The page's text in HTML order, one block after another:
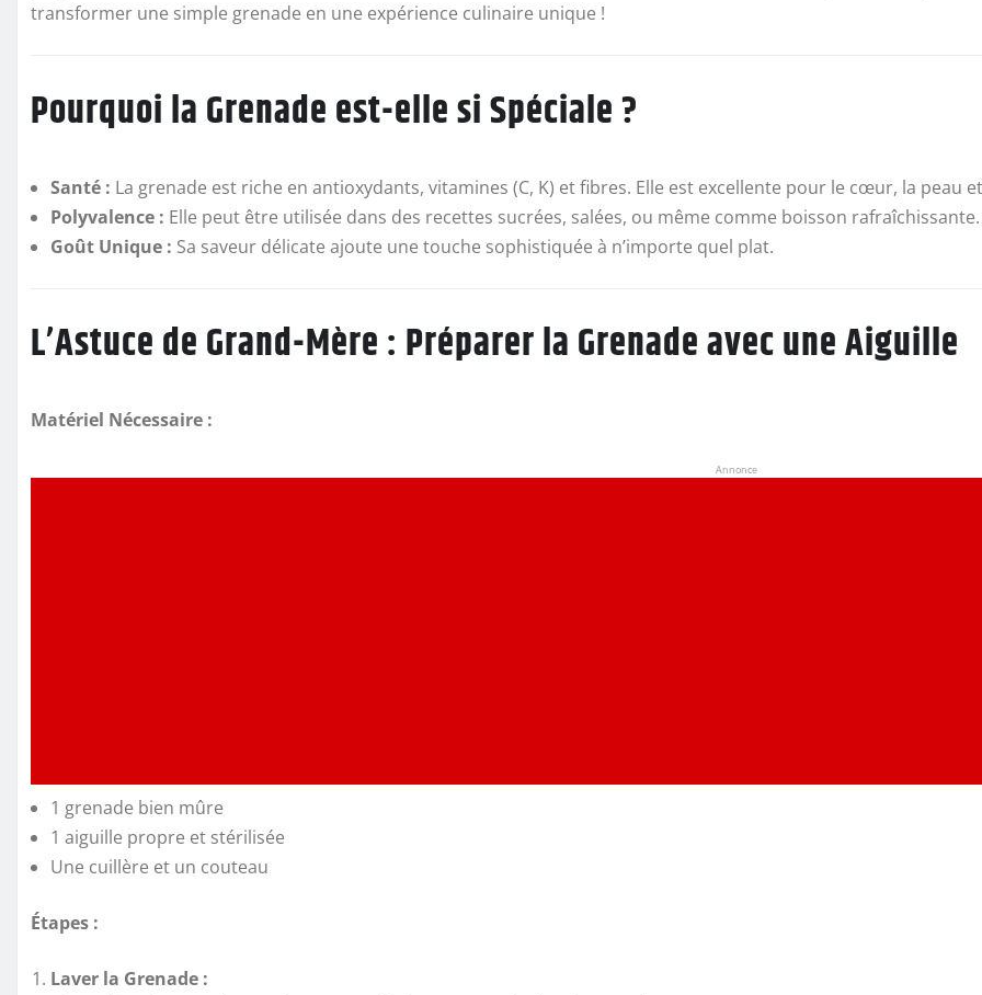
transformer une simple grenade en une expérience culinaire unique !
Pourquoi la Grenade est-elle si Spéciale ?
Santé : La grenade est riche en antioxydants, vitamines (C, K) et fibres. Elle est excellente pour le cœur, la peau
Polyvalence : Elle peut être utilisée dans des recettes sucrées, salées, ou même comme boisson rafraîchissante.
Goût Unique : Sa saveur délicate ajoute une touche sophistiquée à n’importe quel plat.
L’Astuce de Grand-Mère : Préparer la Grenade avec une Aiguille
Matériel Nécessaire :
Annonce
1 grenade bien mûre
1 aiguille propre et stérilisée
Une cuillère et un couteau
Étapes :
Laver la Grenade :